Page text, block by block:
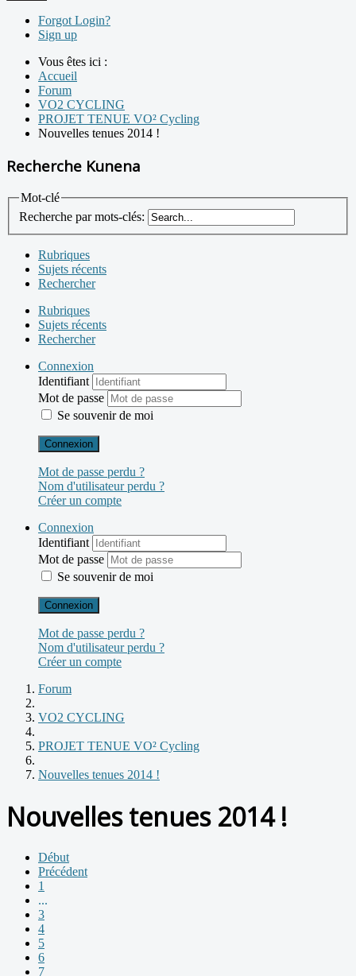
Forgot Login?
Sign up
Vous êtes ici :
Accueil
Forum
VO2 CYCLING
PROJET TENUE VO² Cycling
Nouvelles tenues 2014 !
Recherche Kunena
Mot-clé
Recherche par mots-clés:
Rubriques
Sujets récents
Rechercher
Rubriques
Sujets récents
Rechercher
Connexion
Identifiant
Mot de passe
Se souvenir de moi
Connexion
Mot de passe perdu ?
Nom d'utilisateur perdu ?
Créer un compte
Connexion
Identifiant
Mot de passe
Se souvenir de moi
Connexion
Mot de passe perdu ?
Nom d'utilisateur perdu ?
Créer un compte
Forum
VO2 CYCLING
PROJET TENUE VO² Cycling
Nouvelles tenues 2014 !
Nouvelles tenues 2014 !
Début
Précédent
1
...
3
4
5
6
7